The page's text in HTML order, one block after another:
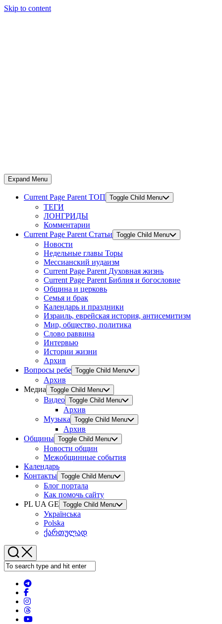
Skip to content
Expand Menu
Current Page Parent ТОП Toggle Child Menu
ТЕГИ
ЛОНГРИДЫ
Комментарии
Current Page Parent Статьи Toggle Child Menu
Новости
Недельные главы Торы
Мессианский иудаизм
Current Page Parent Духовная жизнь
Current Page Parent Библия и богословие
Община и церковь
Семья и брак
Календарь и праздники
Израиль, еврейская история, антисемитизм
Мир, общество, политика
Слово раввина
Интервью
Истории жизни
Архив
Вопросы ребе Toggle Child Menu
Архив
Медиа Toggle Child Menu
Видео Toggle Child Menu
Архив
Музыка Toggle Child Menu
Архив
Общины Toggle Child Menu
Новости общин
Межобщинные события
Календарь
Контакты Toggle Child Menu
Блог портала
Как помочь сайту
PL UA GE Toggle Child Menu
Українська
Polska
ქართულად